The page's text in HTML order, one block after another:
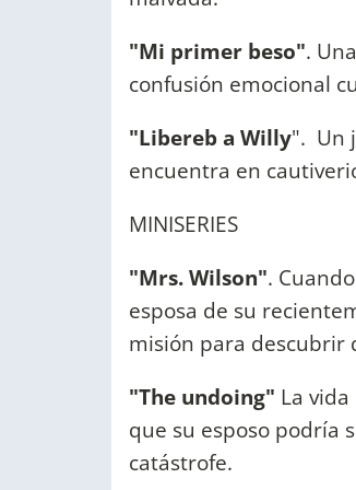
"Mi primer beso".
confusión emocional
"Libereb a Willy". Un
encuentra en
MINISERIES
"Mrs. Wilson".
esposa de su
misión para descubrir
"The undoing" La
que su esposo podría
catástrofe.